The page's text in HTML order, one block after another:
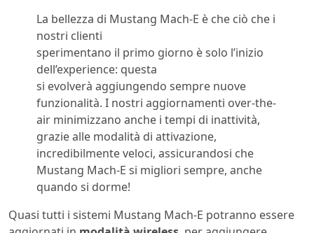
La bellezza di Mustang Mach-E è che ciò che i
nostri clienti
sperimentano il primo giorno è solo l’inizio
dell’experience: questa
si evolverà aggiungendo sempre nuove
funzionalità. I nostri aggiornamenti over-the-
air minimizzano anche i tempi di inattività,
grazie alle modalità di attivazione,
incredibilmente veloci, assicurandosi che
Mustang Mach-E si migliori sempre, anche
quando si dorme!
Quasi tutti i sistemi Mustang Mach-E potranno essere